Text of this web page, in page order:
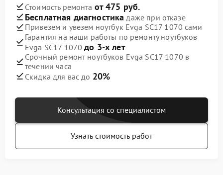
Стоимость ремонта от 475 руб.
Бесплатная диагностика даже при отказе
Привезем и увезем ноутбук Evga SC17 1070 сами
Гарантия на наши работы по ремонту ноутбуков
Evga SC17 1070до 3-х лет
Срочный ремонт ноутбуков Evga SC17 1070 в
течении часа
Скидка для вас до 20%
Консультация со специалистом
Узнать стоимость работ